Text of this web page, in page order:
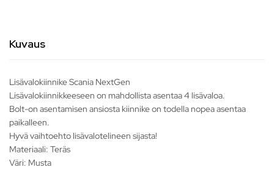
Kuvaus
Lisävalokiinnike Scania NextGen
Lisävalokiinnikkeeseen on mahdollista asentaa 4 lisävaloa.
Bolt-on asentamisen ansiosta kiinnike on todella nopea asentaa
paikalleen.
Hyvä vaihtoehto lisävalotelineen sijasta!
Materiaali: Teräs
Väri: Musta